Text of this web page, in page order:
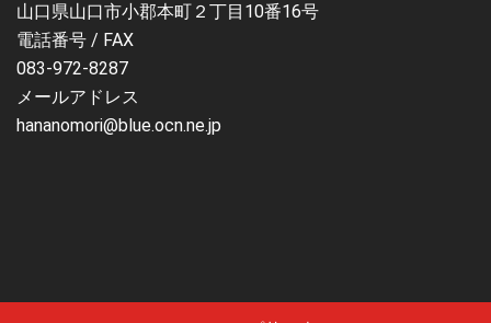
山口県山口市小郡本町２丁目10番16号
電話番号 / FAX
083-972-8287
メールアドレス
hananomori@blue.ocn.ne.jp